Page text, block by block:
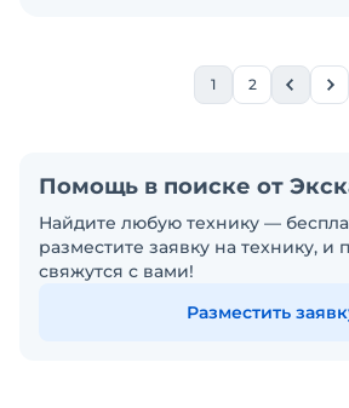
1 2
Помощь в поиске от
Найдите любую технику —
разместите заявку на технику, и
свяжутся с вами!
Разместить